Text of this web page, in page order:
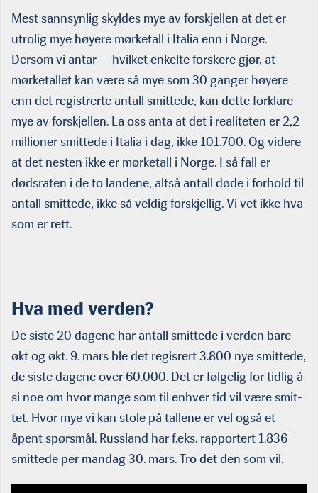
Mest sannsynlig skyldes mye av forskjellen at det er
utrolig mye høyere mørketall i Italia enn i Norge.
Dersom vi antar — hvilket en­kelte forskere gjør, at
mørketallet kan være så mye som 30 ganger høyere
enn det registrerte antall smittede, kan dette forklare
mye av forskjellen. La oss anta at det i realiteten er 2,2
millioner smittede i Italia i dag, ikke 101.700. Og videre
at det nesten ikke er mørketall i Norge. I så fall er
dødsraten i de to landene, altså antall døde i forhold til
antall smittede, ikke så veldig forskjellig. Vi vet ikke hva
som er rett.
Hva med verden?
De siste 20 dagene har antall smittede i verden bare
økt og økt. 9. mars ble det regisrert 3.800 nye smittede,
de siste dagene over 60.000. Det er følgelig for tidlig å
si noe om hvor mange som til enhver tid vil være smit­
tet. Hvor mye vi kan stole på tallene er vel også et
åpent spørsmål. Russland har f.eks. rapportert 1.836
smittede per mandag 30. mars. Tro det den som vil.